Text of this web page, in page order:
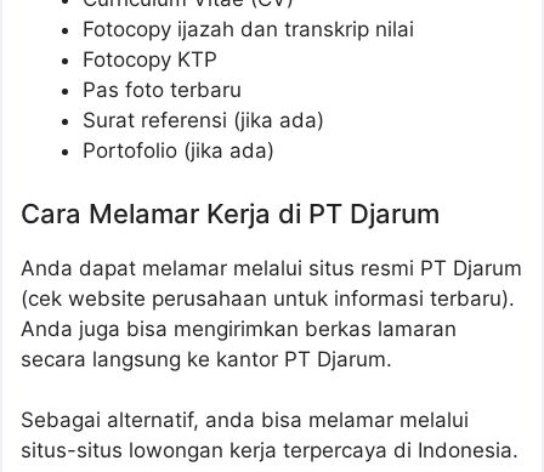
Fotocopy ijazah dan transkrip nilai
Fotocopy KTP
Pas foto terbaru
Surat referensi (jika ada)
Portofolio (jika ada)
Cara Melamar Kerja di PT Djarum
Anda dapat melamar melalui situs resmi PT Djarum
(cek website perusahaan untuk informasi terbaru).
Anda juga bisa mengirimkan berkas lamaran
secara langsung ke kantor PT Djarum.
Sebagai alternatif, anda bisa melamar melalui
situs-situs lowongan kerja terpercaya di Indonesia.